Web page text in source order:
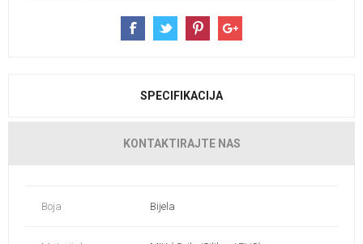
SPECIFIKACIJA
KONTAKTIRAJTE NAS
Boja Bijela